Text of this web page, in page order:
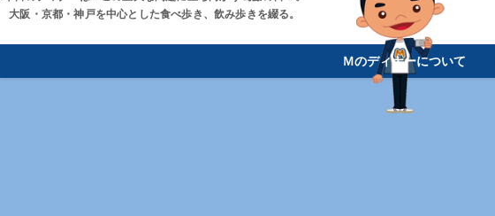
大阪・京都・神戸を中心とした食べ歩き、飲み歩きを綴る。
Ｍのディナーについて